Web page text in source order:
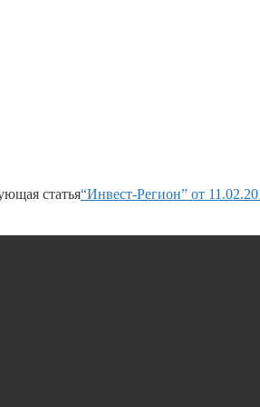
статья“Инвест-Регион” от